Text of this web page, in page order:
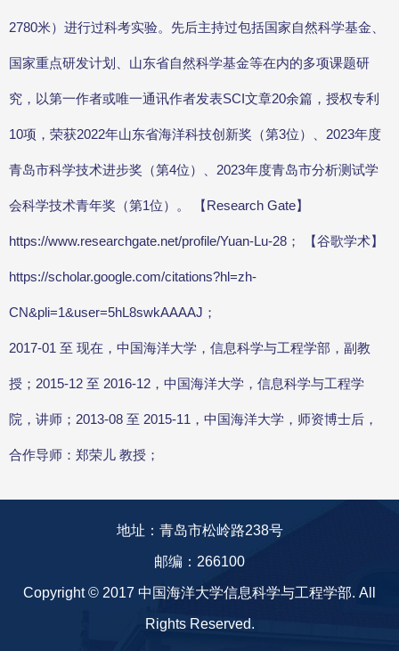
2780米）进行过科考实验。先后主持过包括国家自然科学基金、
国家重点研发计划、山东省自然科学基金等在内的多项课题研
究，以第一作者或唯一通讯作者发表SCI文章20余篇，授权专利
10项，荣获2022年山东省海洋科技创新奖（第3位）、2023年度
青岛市科学技术进步奖（第4位）、2023年度青岛市分析测试学
会科学技术青年奖（第1位）。 【Research Gate】
https://www.researchgate.net/profile/Yuan-Lu-28； 【谷歌学术】
https://scholar.google.com/citations?hl=zh-
CN&pli=1&user=5hL8swkAAAAJ；
2017-01 至 现在，中国海洋大学，信息科学与工程学部，副教
授；2015-12 至 2016-12，中国海洋大学，信息科学与工程学
院，讲师；2013-08 至 2015-11，中国海洋大学，师资博士后，
合作导师：郑荣儿 教授；
地址：青岛市松岭路238号
邮编：266100
Copyright © 2017 中国海洋大学信息科学与工程学部. All
Rights Reserved.